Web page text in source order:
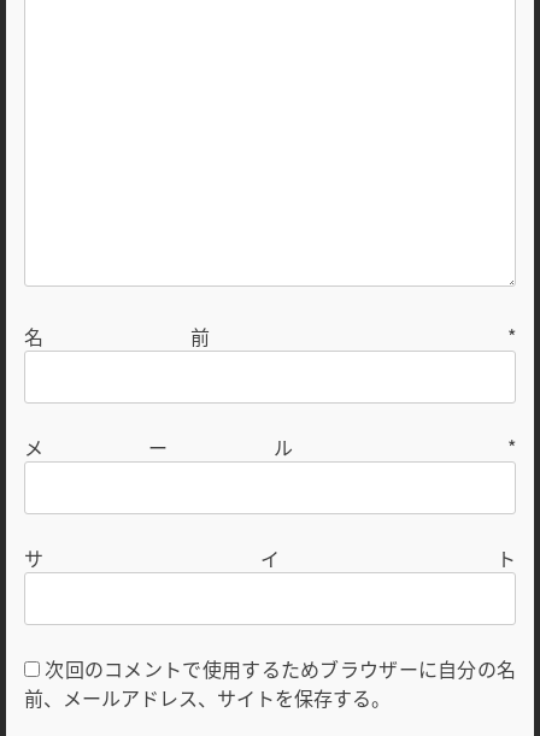
名前 *
メール *
サイト
次回のコメントで使用するためブラウザーに自分の名
前、メールアドレス、サイトを保存する。